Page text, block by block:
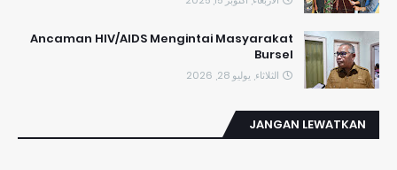
Ancaman HIV/AIDS Mengintai Masyarakat
Bursel
الثلاثاء, يوليو 28, 2026
JANGAN LEWATKAN